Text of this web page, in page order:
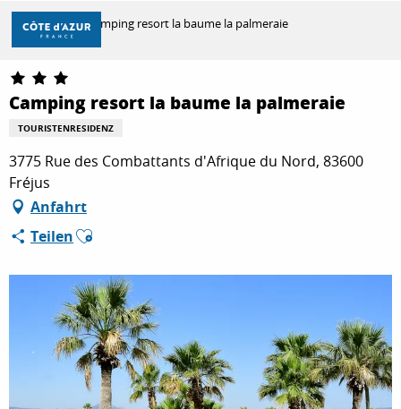
Aller
contenu
principal
ENTDECKEN
ZU TUN
AUFENTHALT
Startseite Camping resort la baume la palmeraie
Camping resort la baume la palmeraie
TOURISTENRESIDENZ
3775 Rue des Combattants d'Afrique du Nord, 83600
Fréjus
Anfahrt
TeilenAjouter aux favoris